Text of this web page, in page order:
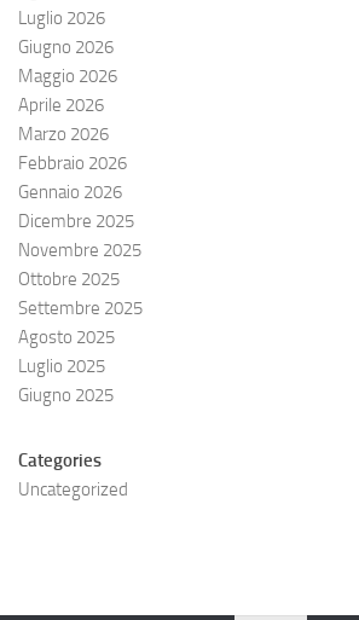
Luglio 2026
Giugno 2026
Maggio 2026
Aprile 2026
Marzo 2026
Febbraio 2026
Gennaio 2026
Dicembre 2025
Novembre 2025
Ottobre 2025
Settembre 2025
Agosto 2025
Luglio 2025
Giugno 2025
Categories
Uncategorized